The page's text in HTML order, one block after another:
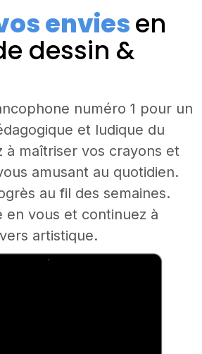
enviesen
dessin &
numéro 1 pour un
et ludique du
à maîtriser vos crayons et
amusant au quotidien.
au fil des semaines.
en vous et continuez à
artistique.